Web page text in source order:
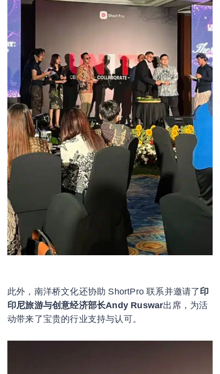
此外，南洋桥文化还协助 ShortPro 联系并邀请了印
印尼旅游与创意经济部长Andy Ruswar出席，为活
动带来了宝贵的行业支持与认可。